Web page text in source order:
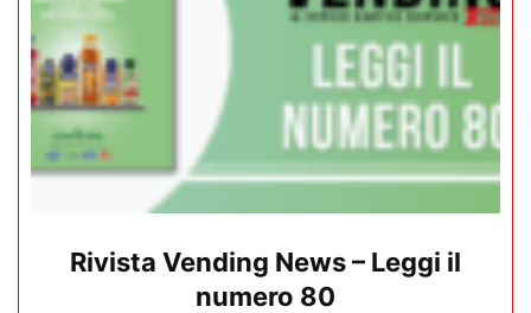
Rivista Vending News – Leggi il
numero 80